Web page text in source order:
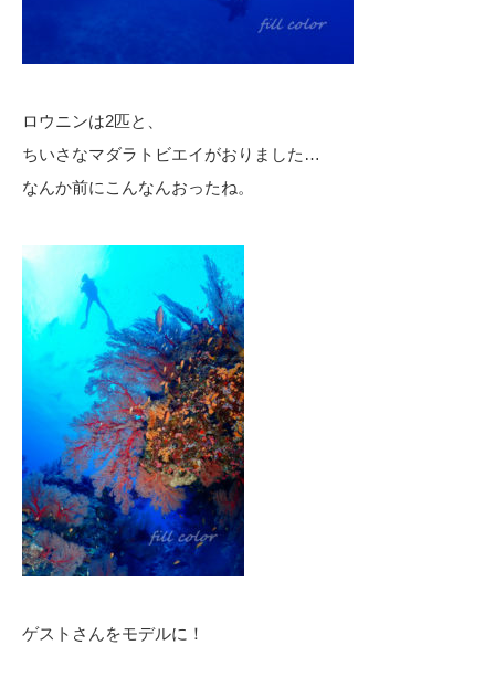
ロウニンは2匹と、
ちいさなマダラトビエイがおりました…
なんか前にこんなんおったね。
ゲストさんをモデルに！